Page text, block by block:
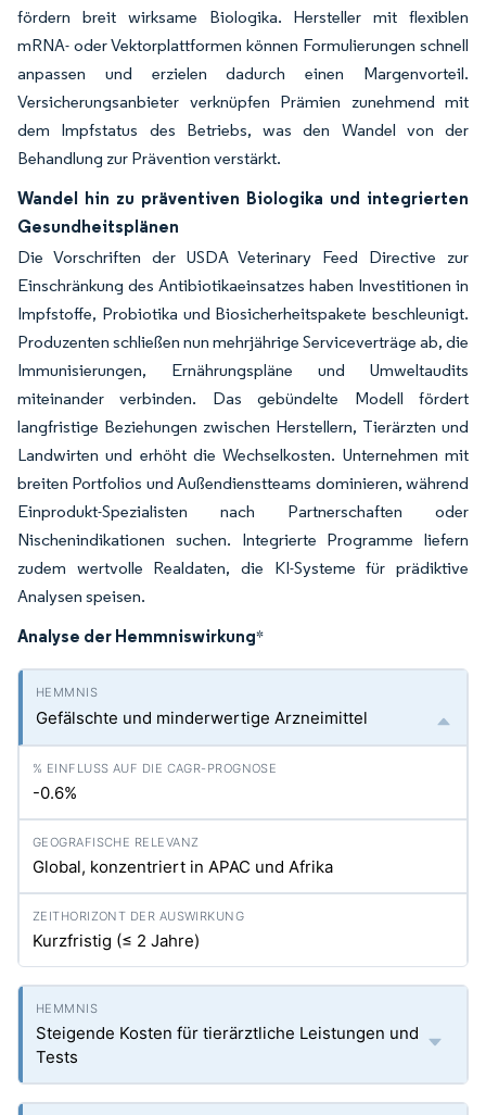
fördern breit wirksame Biologika. Hersteller mit flexiblen
mRNA- oder Vektorplattformen können Formulierungen schnell
anpassen und erzielen dadurch einen Margenvorteil.
Versicherungsanbieter verknüpfen Prämien zunehmend mit
dem Impfstatus des Betriebs, was den Wandel von der
Behandlung zur Prävention verstärkt.
Wandel hin zu präventiven Biologika und integrierten
Gesundheitsplänen
Die Vorschriften der USDA Veterinary Feed Directive zur
Einschränkung des Antibiotikaeinsatzes haben Investitionen in
Impfstoffe, Probiotika und Biosicherheitspakete beschleunigt.
Produzenten schließen nun mehrjährige Serviceverträge ab, die
Immunisierungen, Ernährungspläne und Umweltaudits
miteinander verbinden. Das gebündelte Modell fördert
langfristige Beziehungen zwischen Herstellern, Tierärzten und
Landwirten und erhöht die Wechselkosten. Unternehmen mit
breiten Portfolios und Außendienstteams dominieren, während
Einprodukt-Spezialisten nach Partnerschaften oder
Nischenindikationen suchen. Integrierte Programme liefern
zudem wertvolle Realdaten, die KI-Systeme für prädiktive
Analysen speisen.
Analyse der Hemmniswirkung*
Gefälschte und minderwertige Arzneimittel
-0.6%
Global, konzentriert in APAC und Afrika
Kurzfristig (≤ 2 Jahre)
Steigende Kosten für tierärztliche Leistungen und
Tests